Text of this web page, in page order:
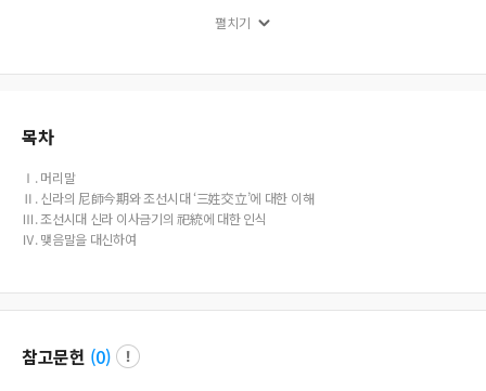
elation with the legitimacy of royal family. That's why the intelligent of Choseo
ong-yakyoong. But Ahn-jeongbok who saw the rotation of three kingships po
itive appreciation of Yisageumgi of Silla by the intelligent of Choseon age bec
blished in Japanese colony.
펼치기
목차
Ⅰ. 머리말
Ⅱ. 신라의 尼師今期와 조선시대 ‘三姓交立’에 대한 이해
Ⅲ. 조선시대 신라 이사금기의 祀統에 대한 인식
Ⅳ. 맺음말을 대신하여
참고문헌 (0)